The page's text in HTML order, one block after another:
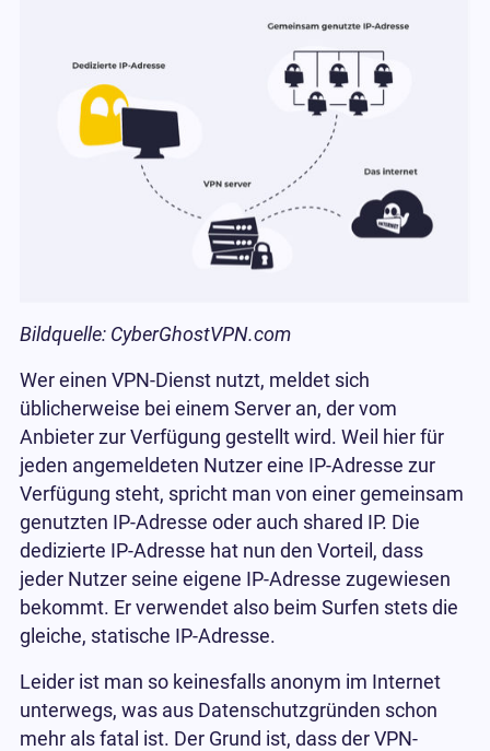
Bildquelle: CyberGhostVPN.com
Wer einen VPN-Dienst nutzt, meldet sich
üblicherweise bei einem Server an, der vom
Anbieter zur Verfügung gestellt wird. Weil hier für
jeden angemeldeten Nutzer eine IP-Adresse zur
Verfügung steht, spricht man von einer gemeinsam
genutzten IP-Adresse oder auch shared IP. Die
dedizierte IP-Adresse hat nun den Vorteil, dass
jeder Nutzer seine eigene IP-Adresse zugewiesen
bekommt. Er verwendet also beim Surfen stets die
gleiche, statische IP-Adresse.
Leider ist man so keinesfalls anonym im Internet
unterwegs, was aus Datenschutzgründen schon
mehr als fatal ist. Der Grund ist, dass der VPN-